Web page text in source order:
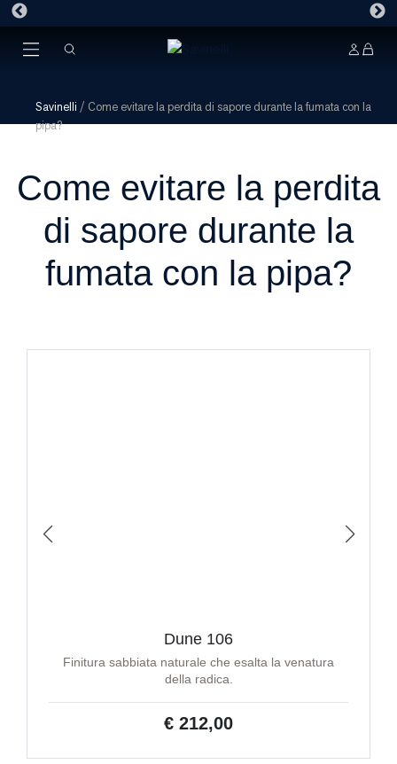
Savinelli / Come evitare la perdita di sapore durante la fumata con la
pipa?
Come evitare la perdita
di sapore durante la
fumata con la pipa?
Dune 106
Finitura sabbiata naturale che esalta la venatura
della radica.
€ 212,00